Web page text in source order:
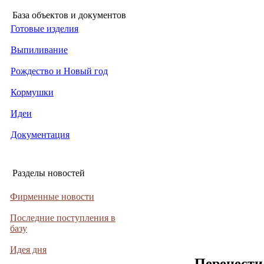
База объектов и документов
Готовые изделия
Выпиливание
Рождество и Новый год
Кормушки
Идеи
Документация
Разделы новостей
Фирменные новости
Последние поступления в
базу
Идея дня